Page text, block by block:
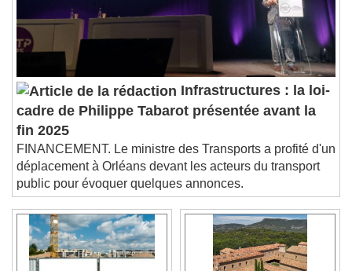
Subtitles
subtitles settings
, opens subtitles
settings dialog
, selected
Audio Track
Picture-in-Picture
Fullscreen
This is a modal window.
Beginning of dialog window. Escape will cancel
and close the window.
Text
Color Opacity
Text Background
Infrastructures : la loi-
cadre de Philippe Tabarot présentée avant la
fin 2025
FINANCEMENT. Le ministre des Transports a profité d'un
déplacement à Orléans devant les acteurs du transport
public pour évoquer quelques annonces.